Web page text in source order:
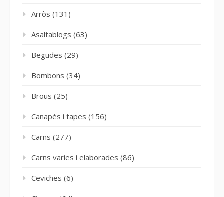
Arròs (131)
Asaltablogs (63)
Begudes (29)
Bombons (34)
Brous (25)
Canapès i tapes (156)
Carns (277)
Carns varies i elaborades (86)
Ceviches (6)